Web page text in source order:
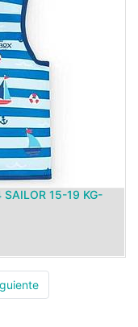
SAILOR 15-19 KG-